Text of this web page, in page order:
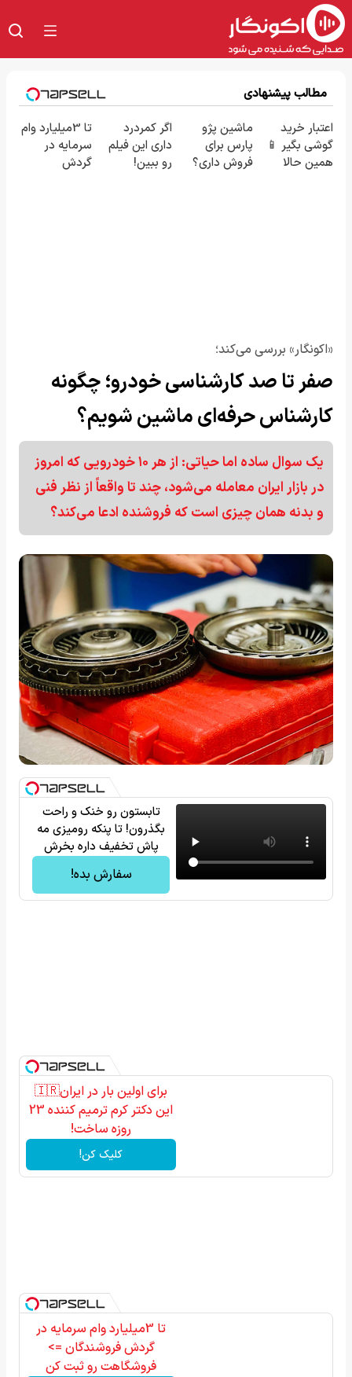
مطالب پیشنهادی
اعتبار خرید
گوشی بگیر 📱
همین حالا
ماشین پژو
پارس برای
فروش داری؟
اگر کمردرد
داری این فیلم
رو ببین!
تا 3میلیارد وام
سرمایه در
گردش
«اکونگار» بررسی می‌کند؛
صفر تا صد کارشناسی خودرو؛ چگونه
کارشناس حرفه‌ای ماشین شویم؟
یک سوال ساده اما حیاتی: از هر ۱۰ خودرویی که امروز
در بازار ایران معامله می‌شود، چند تا واقعاً از نظر فنی
و بدنه همان چیزی است که فروشنده ادعا می‌کند؟
تابستون رو خنک و راحت
بگذرون! تا پنکه رومیزی مه
پاش تخفیف داره بخرش
سفارش بده!
برای اولین بار در ایران🇮🇷
این دکتر کرم ترمیم کننده 23
روزه ساخت!
کلیک کن!
تا 3میلیارد وام سرمایه در
گردش فروشندگان =>
فروشگاهت رو ثبت کن